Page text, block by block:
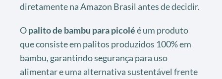
diretamente na Amazon Brasil antes de decidir.
Opalito de bambu para picoléé um produto
que consiste em palitos produzidos 100% em
bambu, garantindo segurança para uso
alimentar e uma alternativa sustentável frente